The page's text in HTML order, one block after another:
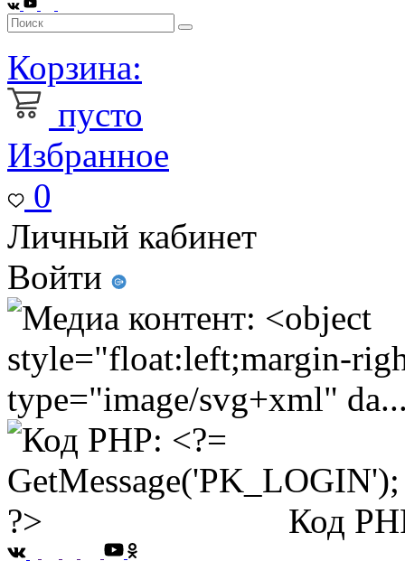
Корзина:
пусто
Избранное
0
Личный кабинет
Войти
Код